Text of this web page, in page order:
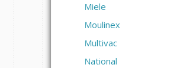
Miele
Moulinex
Multivac
National